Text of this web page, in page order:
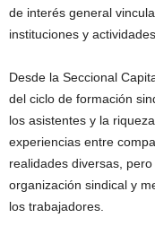
de interés general
instituciones y
Desde la Seccional
del ciclo de formación
los asistentes y la
experiencias entre
realidades diversas,
organización sindical y
los trabajadores.